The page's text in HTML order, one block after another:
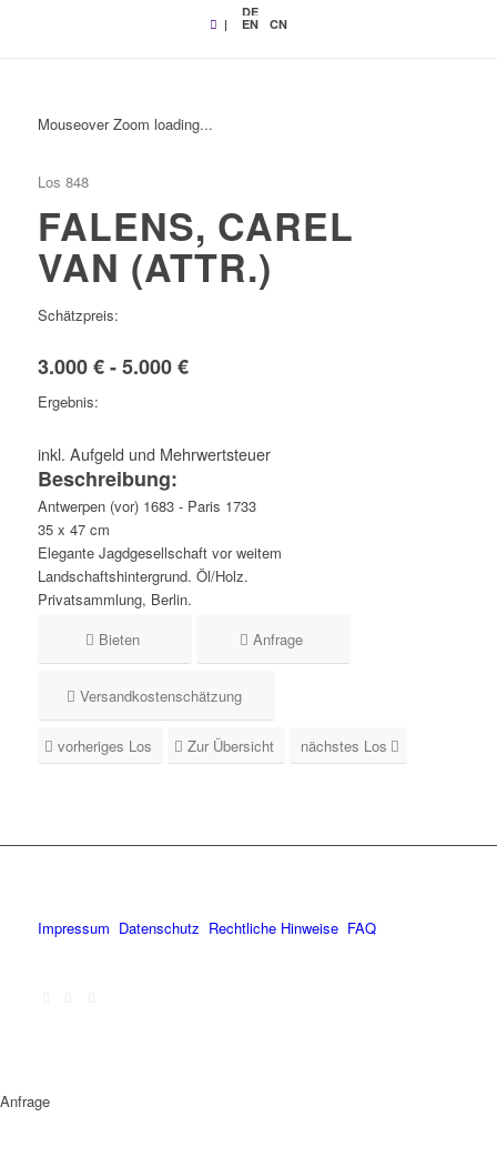
|
DE
EN CN
Mouseover Zoom loading...
Los 848
FALENS, CAREL
VAN (ATTR.)
Schätzpreis:
3.000 € - 5.000 €
Ergebnis:
inkl. Aufgeld und Mehrwertsteuer
Beschreibung:
Antwerpen (vor) 1683 - Paris 1733
35 x 47 cm
Elegante Jagdgesellschaft vor weitem
Landschaftshintergrund. Öl/Holz.
Privatsammlung, Berlin.
Bieten
Anfrage
Versandkostenschätzung
vorheriges Los Zur Übersicht nächstes Los
Impressum Datenschutz Rechtliche Hinweise FAQ
Anfrage